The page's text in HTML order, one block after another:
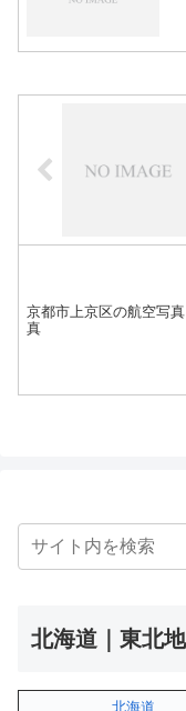
京都市上京区の航空写
真
北海道｜東北
北海道